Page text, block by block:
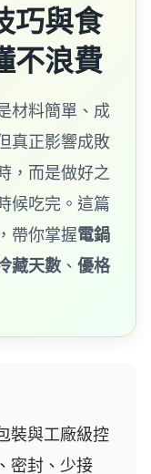
巧與食
不浪費
材料簡單、成
真正影響成敗
，而是做好之
候吃完。這篇
帶你掌握電鍋
藏天數 、 優格
裝與工廠級控
密封、少接